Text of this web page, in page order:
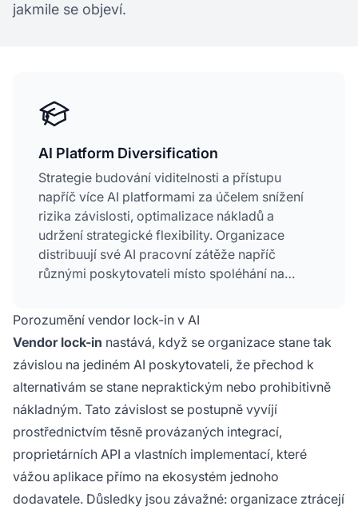
jakmile se objeví.
AI Platform Diversification
Strategie budování viditelnosti a přístupu
napříč více AI platformami za účelem snížení
rizika závislosti, optimalizace nákladů a
udržení strategické flexibility. Organizace
distribuují své AI pracovní zátěže napříč
různými poskytovateli místo spoléhání na
vyjednávací pozici, zvýšenou odolnost a
objeví.
Porozumění vendor lock-in v AI
Vendor lock-in nastává, když se organizace stane tak
závislou na jediném AI poskytovateli, že přechod k
alternativám se stane nepraktickým nebo prohibitivně
nákladným. Tato závislost se postupně vyvíjí
prostřednictvím těsně provázaných integrací,
proprietárních API a vlastních implementací, které
vážou aplikace přímo na ekosystém jednoho
dodavatele. Důsledky jsou závažné: organizace ztrácejí